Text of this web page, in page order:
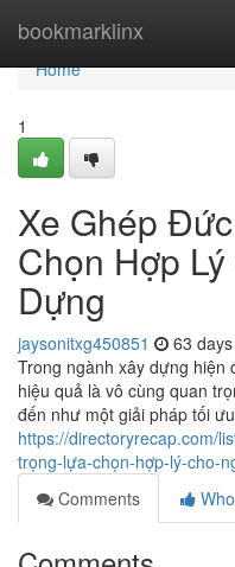
bookmarklinx
Home
Home
1
Xe Ghép
Chọn Hợp
Dựng
jaysonitxg450851 63
Trong ngành xây dựng hiện
hiệu quả là vô cùng quan
đến như một giải pháp tối
https://directoryrecap.com/
trọng-lựa-chọn-hợp-lý-cho-
Comments